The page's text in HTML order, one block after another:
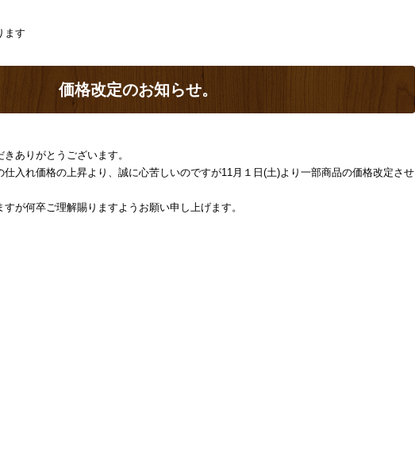
ます
価格改定のお知らせ。
ありがとうございます。
入れ価格の上昇より、誠に心苦しいのですが11月１日(土)より一部商品の価格改定させ
が何卒ご理解賜りますようお願い申し上げます。